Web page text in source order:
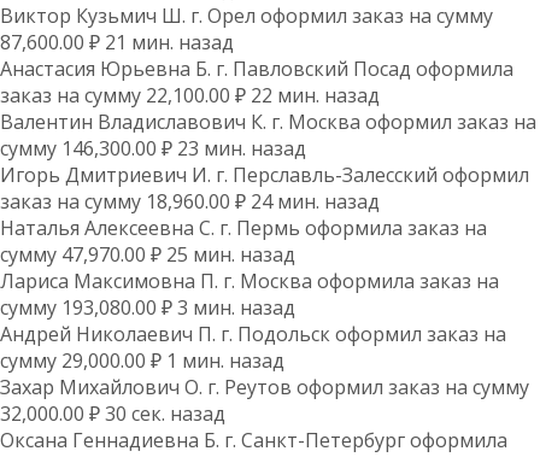
Виктор Кузьмич Ш. г. Орел оформил заказ на сумму
87,600.00 ₽ 21 мин. назад
Анастасия Юрьевна Б. г. Павловский Посад оформила
заказ на сумму 22,100.00 ₽ 22 мин. назад
Валентин Владиславович К. г. Москва оформил заказ на
сумму 146,300.00 ₽ 23 мин. назад
Игорь Дмитриевич И. г. Перславль-Залесский оформил
заказ на сумму 18,960.00 ₽ 24 мин. назад
Наталья Алексеевна С. г. Пермь оформила заказ на
сумму 47,970.00 ₽ 25 мин. назад
Лариса Максимовна П. г. Москва оформила заказ на
сумму 193,080.00 ₽ 3 мин. назад
Андрей Николаевич П. г. Подольск оформил заказ на
сумму 29,000.00 ₽ 1 мин. назад
Захар Михайлович О. г. Реутов оформил заказ на сумму
32,000.00 ₽ 30 сек. назад
Оксана Геннадиевна Б. г. Санкт-Петербург оформила